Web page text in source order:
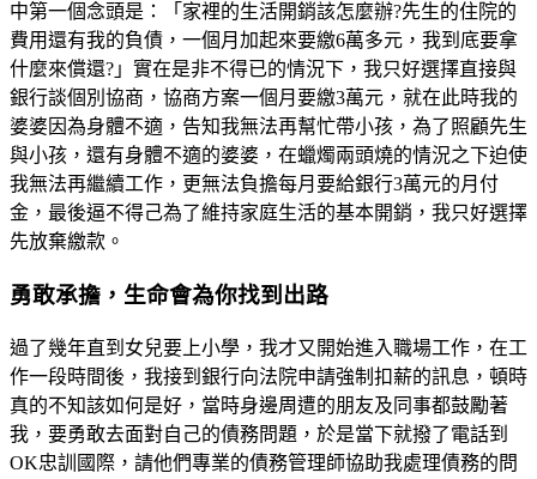
中第一個念頭是：「家裡的生活開銷該怎麼辦?先生的住院的
費用還有我的負債，一個月加起來要繳6萬多元，我到底要拿
什麼來償還?」實在是非不得已的情況下，我只好選擇直接與
銀行談個別協商，協商方案一個月要繳3萬元，就在此時我的
婆婆因為身體不適，告知我無法再幫忙帶小孩，為了照顧先生
與小孩，還有身體不適的婆婆，在蠟燭兩頭燒的情況之下迫使
我無法再繼續工作，更無法負擔每月要給銀行3萬元的月付
金，最後逼不得己為了維持家庭生活的基本開銷，我只好選擇
先放棄繳款。
勇敢承擔，生命會為你找到出路
過了幾年直到女兒要上小學，我才又開始進入職場工作，在工
作一段時間後，我接到銀行向法院申請強制扣薪的訊息，頓時
真的不知該如何是好，當時身邊周遭的朋友及同事都鼓勵著
我，要勇敢去面對自己的債務問題，於是當下就撥了電話到
OK忠訓國際，請他們專業的債務管理師協助我處理債務的問